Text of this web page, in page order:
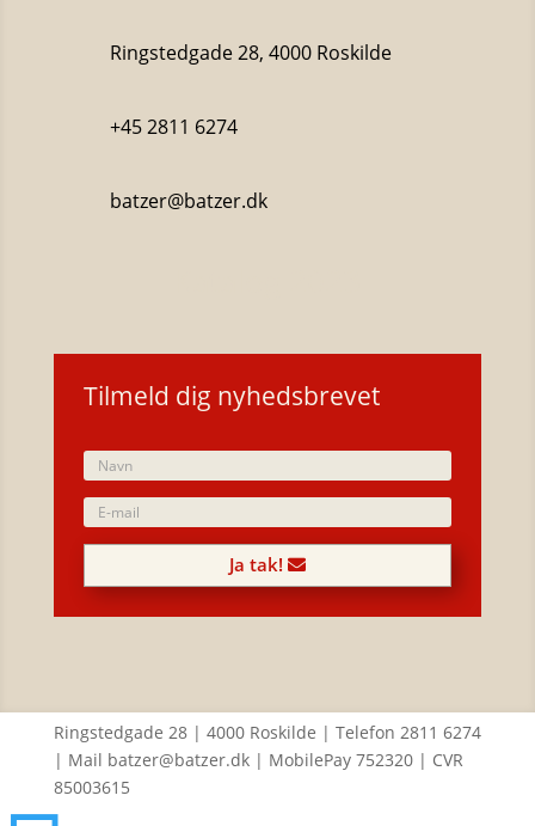
Ringstedgade 28, 4000 Roskilde
+45 2811 6274
batzer@batzer.dk
Tilmeld dig nyhedsbrevet
Ja tak!
Ringstedgade 28 | 4000 Roskilde | Telefon 2811 6274
| Mail batzer@batzer.dk | MobilePay 752320 | CVR
85003615